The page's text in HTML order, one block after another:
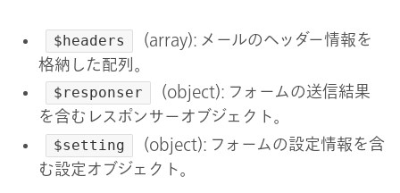
$headers
(array): メールのヘッダー情報を
格納した配列。
$responser
(object): フォームの送信結果
を含むレスポンサーオブジェクト。
$setting
(object): フォームの設定情報を含
む設定オブジェクト。